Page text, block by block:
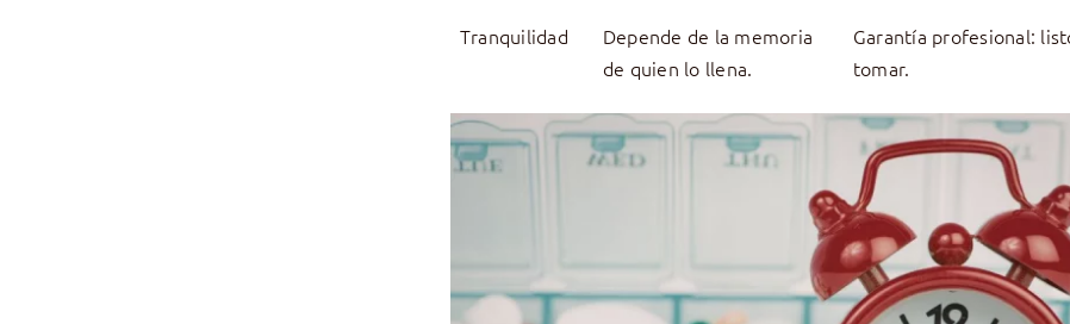
Tranquilidad
Depende de la memoria
de quien lo llena.
Garantía profesional:
tomar.